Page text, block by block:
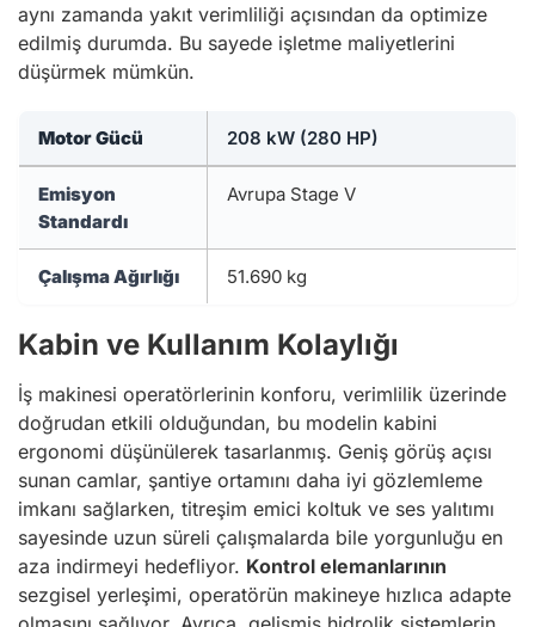
aynı zamanda yakıt verimliliği açısından da optimize
edilmiş durumda. Bu sayede işletme maliyetlerini
düşürmek mümkün.
Motor Gücü 208 kW (280 HP)
Emisyon
Standardı
Avrupa Stage V
Çalışma Ağırlığı 51.690 kg
Kabin ve Kullanım Kolaylığı
İş makinesi operatörlerinin konforu, verimlilik üzerinde
doğrudan etkili olduğundan, bu modelin kabini
ergonomi düşünülerek tasarlanmış. Geniş görüş açısı
sunan camlar, şantiye ortamını daha iyi gözlemleme
imkanı sağlarken, titreşim emici koltuk ve ses yalıtımı
sayesinde uzun süreli çalışmalarda bile yorgunluğu en
aza indirmeyi hedefliyor. Kontrol elemanlarının
sezgisel yerleşimi, operatörün makineye hızlıca adapte